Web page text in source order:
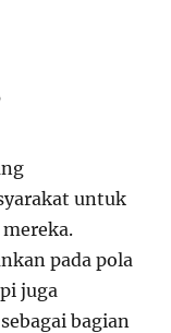
untuk
pada pola
juga
bagian